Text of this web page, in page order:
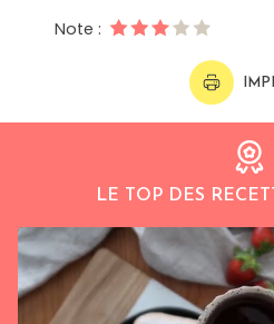
Note :
LE TOP DES